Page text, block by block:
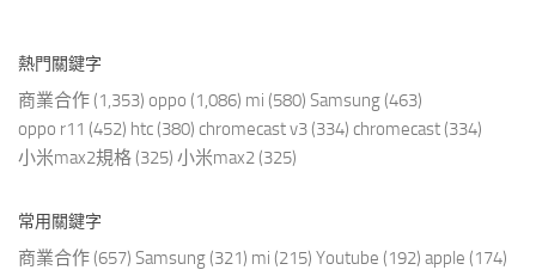
熱門關鍵字
商業合作 (1,353) oppo (1,086) mi (580) Samsung (463)
oppo r11 (452) htc (380) chromecast v3 (334) chromecast (334)
小米max2規格 (325) 小米max2 (325)
常用關鍵字
商業合作 (657) Samsung (321) mi (215) Youtube (192) apple (174)